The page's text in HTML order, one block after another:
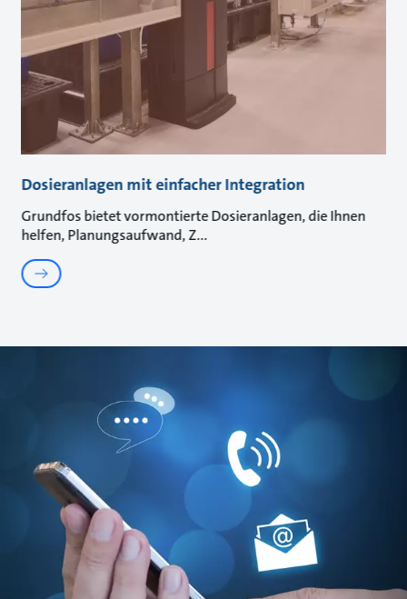
Dosieranlagen mit einfacher Integration
Grundfos bietet vormontierte Dosieranlagen, die Ihnen
helfen, Planungsaufwand, Z